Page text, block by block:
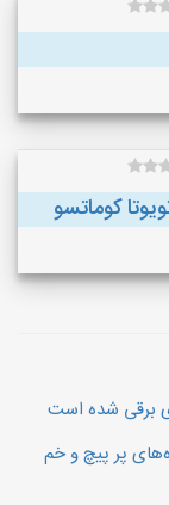
کوماتسو
برقی شده است
پر پیچ و خم